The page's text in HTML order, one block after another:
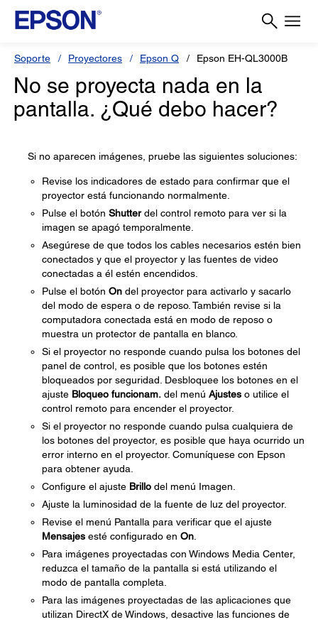
Soporte Proyectores Epson Q Epson EH-QL3000B
No se proyecta nada en la
pantalla. ¿Qué debo hacer?
Si no aparecen imágenes, pruebe las siguientes soluciones:
Revise los indicadores de estado para confirmar que el
proyector está funcionando normalmente.
Pulse el botón Shutterdel control remoto para ver si la
imagen se apagó temporalmente.
Asegúrese de que todos los cables necesarios estén bien
conectados y que el proyector y las fuentes de video
conectadas a él estén encendidos.
Pulse el botón On del proyector para activarlo y sacarlo
del modo de espera o de reposo. También revise si la
computadora conectada está en modo de reposo o
muestra un protector de pantalla en blanco.
Si el proyector no responde cuando pulsa los botones del
panel de control, es posible que los botones estén
bloqueados por seguridad. Desbloquee los botones en el
ajuste Bloqueo funcionam. del menú Ajustes o utilice el
control remoto para encender el proyector.
Si el proyector no responde cuando pulsa cualquiera de
los botones del proyector, es posible que haya ocurrido un
error interno en el proyector. Comuníquese con Epson
para obtener ayuda.
Configure el ajuste Brillo del menú Imagen.
Ajuste la luminosidad de la fuente de luz del proyector.
Revise el menú Pantalla para verificar que el ajuste
Mensajes esté configurado en On
Para imágenes proyectadas con Windows Media Center,
reduzca el tamaño de la pantalla si está utilizando el
modo de pantalla completa.
Para las imágenes proyectadas de las aplicaciones que
utilizan DirectX de Windows, desactive las funciones de